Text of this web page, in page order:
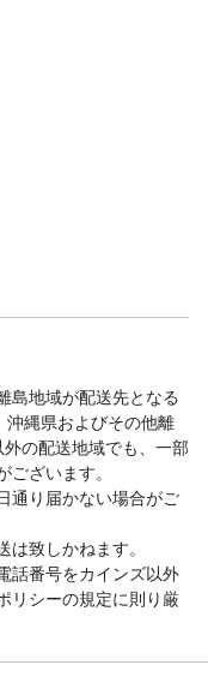
島地域が配送先となる
沖縄県およびその他離
の配送地域でも、一部
ざいます。
通り届かない場合がご
致しかねます。
話番号をカインズ以外
リシーの規定に則り厳